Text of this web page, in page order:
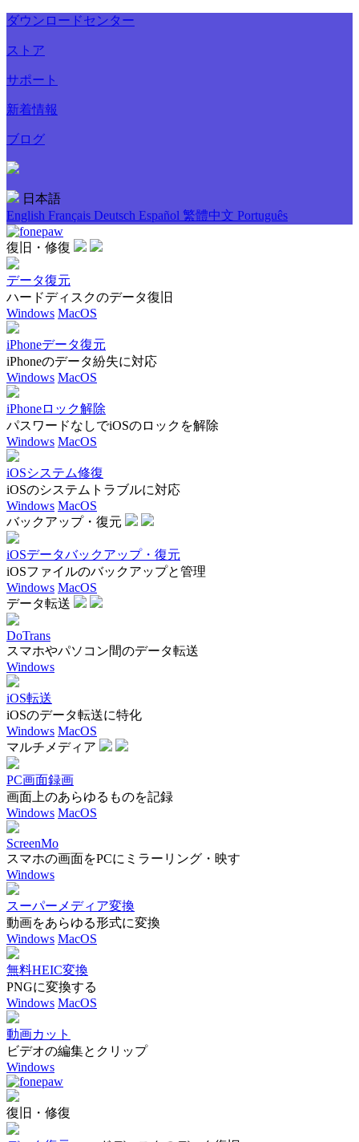
ダウンロードセンター
ストア
サポート
新着情報
ブログ
日本語
English Français Deutsch Español 繁體中文 Português
復旧・修復
データ復元
ハードディスクのデータ復旧
Windows MacOS
iPhoneデータ復元
iPhoneのデータ紛失に対応
Windows MacOS
iPhoneロック解除
パスワードなしでiOSのロックを解除
Windows MacOS
iOSシステム修復
iOSのシステムトラブルに対応
Windows MacOS
バックアップ・復元
iOSデータバックアップ・復元
iOSファイルのバックアップと管理
Windows MacOS
データ転送
DoTrans
スマホやパソコン間のデータ転送
Windows
iOS転送
iOSのデータ転送に特化
Windows MacOS
マルチメディア
PC画面録画
画面上のあらゆるものを記録
Windows MacOS
ScreenMo
スマホの画面をPCにミラーリング・映す
Windows
スーパーメディア変換
動画をあらゆる形式に変換
Windows MacOS
無料HEIC変換
PNGに変換する
Windows MacOS
動画カット
ビデオの編集とクリップ
Windows
復旧・修復